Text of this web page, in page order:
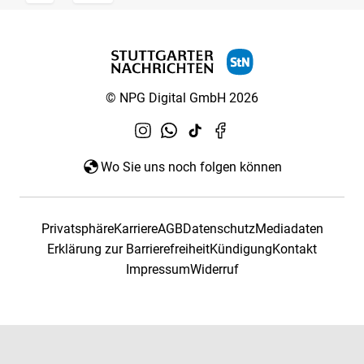
© NPG Digital GmbH 2026
Wo Sie uns noch folgen können
PrivatsphäreKarriereAGBDatenschutzMediadaten
Erklärung zur BarrierefreiheitKündigungKontakt
ImpressumWiderruf